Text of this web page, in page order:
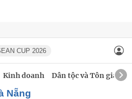
CUP 2026
Kinh doanh Dân tộc và Tôn giáo
Nẵng